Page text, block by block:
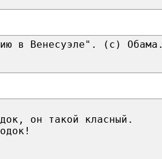
в Венесуэле". (с) Обама.
он такой класный.